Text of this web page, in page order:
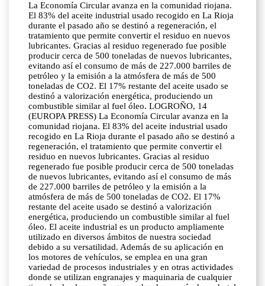
La Economía Circular avanza en la comunidad riojana.
El 83% del aceite industrial usado recogido en La Rioja
durante el pasado año se destinó a regeneración, el
tratamiento que permite convertir el residuo en nuevos
lubricantes. Gracias al residuo regenerado fue posible
producir cerca de 500 toneladas de nuevos lubricantes,
evitando así el consumo de más de 227.000 barriles de
petróleo y la emisión a la atmósfera de más de 500
toneladas de CO2. El 17% restante del aceite usado se
destinó a valorización energética, produciendo un
combustible similar al fuel óleo. LOGROÑO, 14
(EUROPA PRESS) La Economía Circular avanza en la
comunidad riojana. El 83% del aceite industrial usado
recogido en La Rioja durante el pasado año se destinó a
regeneración, el tratamiento que permite convertir el
residuo en nuevos lubricantes. Gracias al residuo
regenerado fue posible producir cerca de 500 toneladas
de nuevos lubricantes, evitando así el consumo de más
de 227.000 barriles de petróleo y la emisión a la
atmósfera de más de 500 toneladas de CO2. El 17%
restante del aceite usado se destinó a valorización
energética, produciendo un combustible similar al fuel
óleo. El aceite industrial es un producto ampliamente
utilizado en diversos ámbitos de nuestra sociedad
debido a su versatilidad. Además de su aplicación en
los motores de vehículos, se emplea en una gran
variedad de procesos industriales y en otras actividades
donde se utilizan engranajes y maquinaria de cualquier